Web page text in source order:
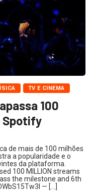
TV E CINEMA
100
Spotify
de mais de 100 milhões
a popularidade e o
da plataforma.
100 MILLION streams
the milestone and 6th
— […]